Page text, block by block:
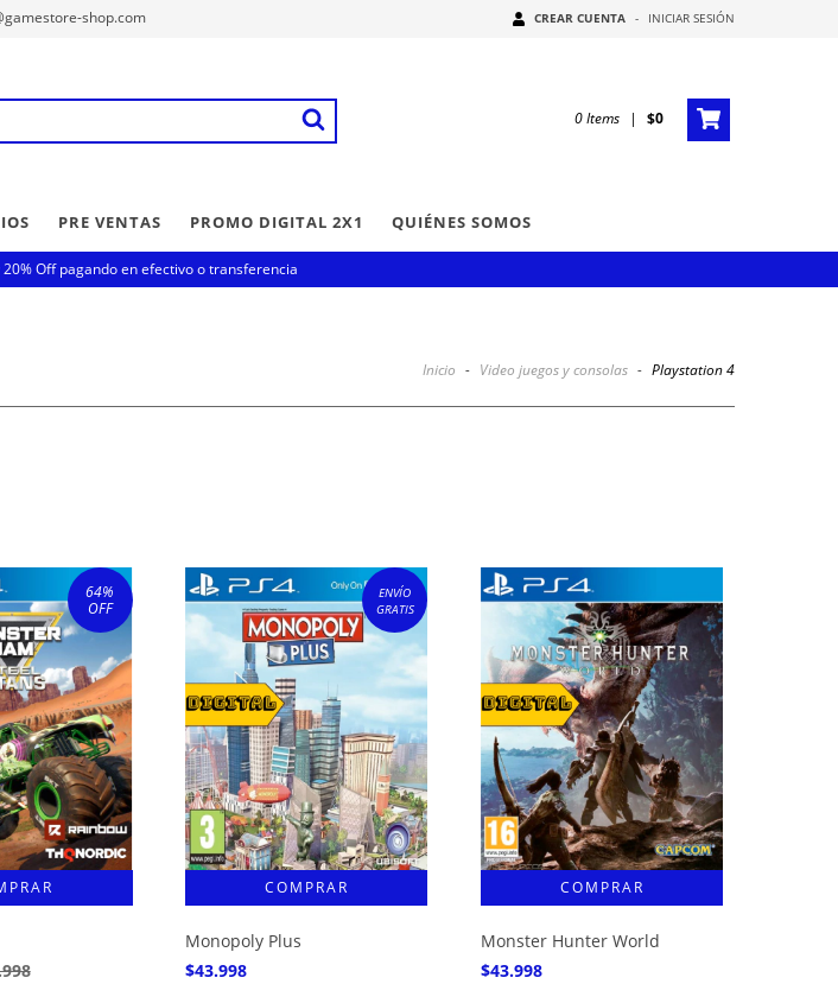
shop.com CREAR CUENTA - INICIAR SESIÓN
0Items | $0
PRE VENTAS PROMO DIGITAL 2X1 QUIÉNES SOMOS
Off pagando en efectivo o transferencia
Inicio - Video juegos y consolas - Playstation 4
64%
OFF
ENVÍO
GRATIS
Monopoly Plus
$43.998
Monster Hunter World
$43.998